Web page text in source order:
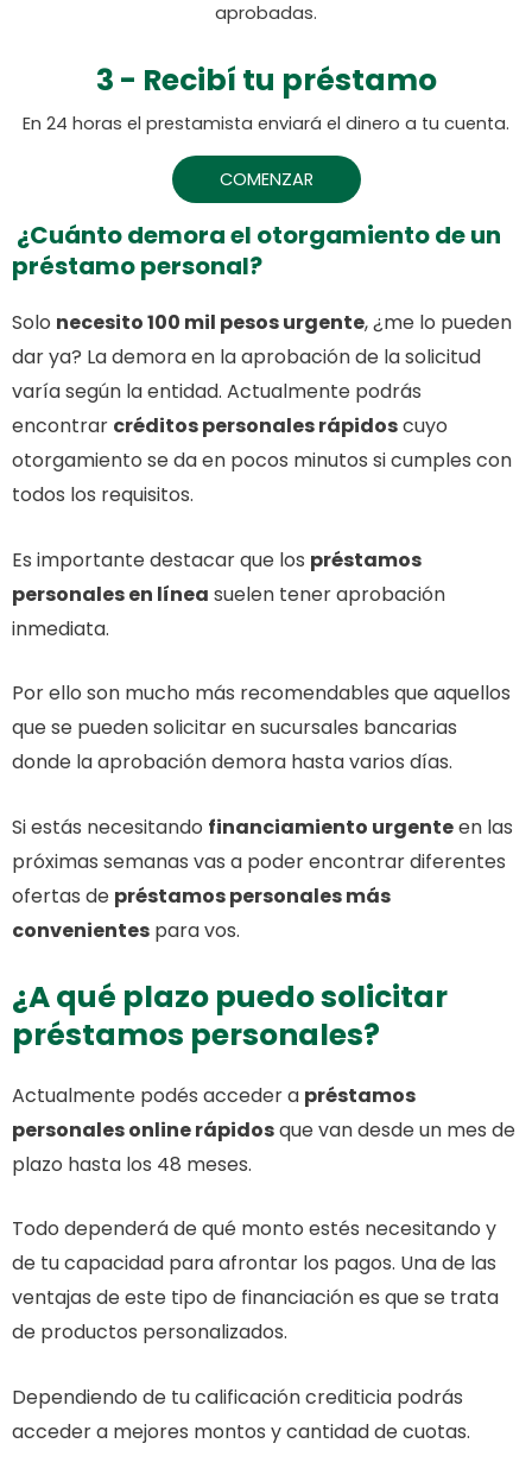
aprobadas.
3 - Recibí tu préstamo
En 24 horas el prestamista enviará el dinero a tu cuenta.
COMENZAR
¿Cuánto demora el otorgamiento de un
préstamo personal?
Solo necesito 100 mil pesos urgente, ¿me lo pueden
dar ya? La demora en la aprobación de la solicitud
varía según la entidad. Actualmente podrás
encontrar créditos personales rápidoscuyo
otorgamiento se da en pocos minutos si cumples con
todos los requisitos.
Es importante destacar que los préstamos
personales en línea suelen tener aprobación
inmediata.
Por ello son mucho más recomendables que aquellos
que se pueden solicitar en sucursales bancarias
donde la aprobación demora hasta varios días.
Si estás necesitando financiamiento urgenteen las
próximas semanas vas a poder encontrar diferentes
ofertas de préstamos personales más
convenientes para vos.
¿A qué plazo puedo solicitar
préstamos personales?
Actualmente podés acceder a préstamos
personales online rápidosque van desde un mes de
plazo hasta los 48 meses.
Todo dependerá de qué monto estés necesitando y
de tu capacidad para afrontar los pagos. Una de las
ventajas de este tipo de financiación es que se trata
de productos personalizados.
Dependiendo de tu calificación crediticia podrás
acceder a mejores montos y cantidad de cuotas.